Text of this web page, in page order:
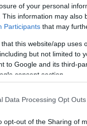
of your personal
This information may also
Participants that may
that this website/app
but not limited to
to Google and its third-
consent section.
Data Processing Opt Outs
opt-out of the Sharing of
kísérlik meg
a talált tárgyak is
ebben a
a festői
így a töredékes
kérdésének
feszültségében.
Így
festő Művészeti